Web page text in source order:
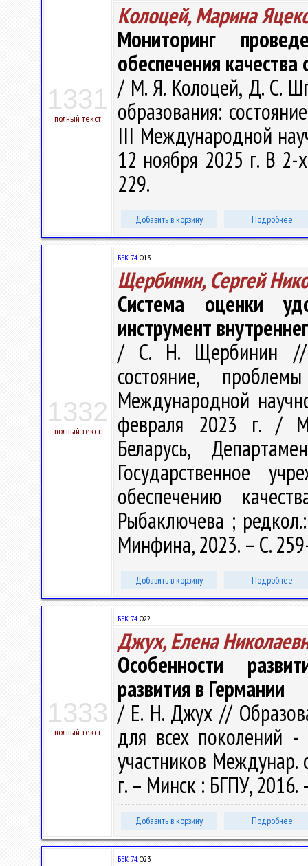
1331
полный текст
Колоцей, Марина
Мониторинг
обеспечения качества
/ М. Я. Колоцей, Д. С.
образования:
III Международной
12 ноября 2025 г. В
229.
Добавить в корзину Подробнее
1332
полный текст
ББК 74.О13
Щербинин, Сергей
Система оценки
инструмент
/ С. Н. Щербинин //
состояние,
Международной
февраля 2023 г. /
Беларусь,
Государственное
обеспечению
Рыбаключева ;
Минфина, 2023. – С.
Добавить в корзину Подробнее
1333
полный текст
ББК 74.О22
Джух, Елена
Особенности
развития в Германии
/ Е. Н. Джух //
для всех поколений -
участников
г. – Минск : БГПУ,
Добавить в корзину Подробнее
ББК 74.О23